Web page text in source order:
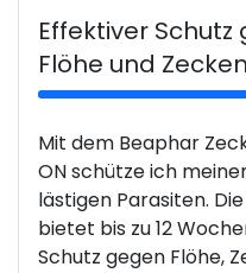
Effektiver Schutz
Flöhe und Zecken
Mit dem Beaphar
ON schütze ich
lästigen Parasiten.
bietet bis zu 12
Schutz gegen Flöhe,